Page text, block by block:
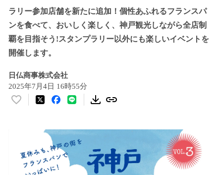
ラリー参加店舗を新たに追加！個性あふれるフランスパ
ンを食べて、おいしく楽しく、神戸観光しながら全店制
覇を目指そう!スタンプラリー以外にも楽しいイベントを
開催します。
日仏商事株式会社
2025年7月4日 16時55分
い
を
読